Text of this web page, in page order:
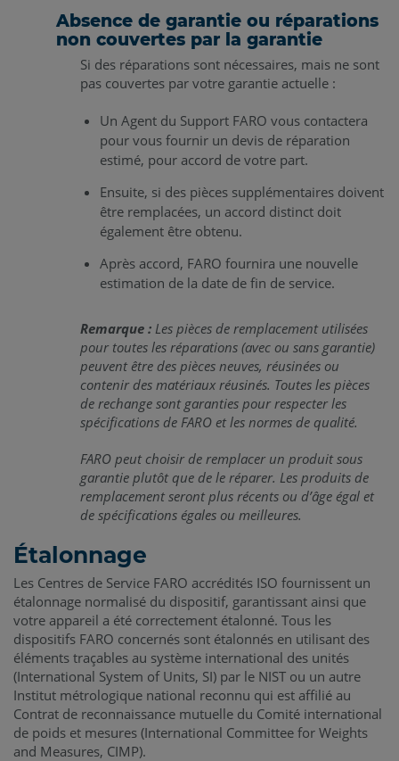
Absence de garantie ou réparations
non couvertes par la garantie
Si des réparations sont nécessaires, mais ne sont
pas couvertes par votre garantie actuelle :
Un Agent du Support FARO vous contactera
pour vous fournir un devis de réparation
estimé, pour accord de votre part.
Ensuite, si des pièces supplémentaires doivent
être remplacées, un accord distinct doit
également être obtenu.
Après accord, FARO fournira une nouvelle
estimation de la date de fin de service.
Remarque : Les pièces de remplacement utilisées
pour toutes les réparations (avec ou sans garantie)
peuvent être des pièces neuves, réusinées ou
contenir des matériaux réusinés. Toutes les pièces
de rechange sont garanties pour respecter les
spécifications de FARO et les normes de qualité.
FARO peut choisir de remplacer un produit sous
garantie plutôt que de le réparer. Les produits de
remplacement seront plus récents ou d’âge égal et
de spécifications égales ou meilleures.
Étalonnage
Les Centres de Service FARO accrédités ISO fournissent un
étalonnage normalisé du dispositif, garantissant ainsi que
votre appareil a été correctement étalonné. Tous les
dispositifs FARO concernés sont étalonnés en utilisant des
éléments traçables au système international des unités
(International System of Units, SI) par le NIST ou un autre
Institut métrologique national reconnu qui est affilié au
Contrat de reconnaissance mutuelle du Comité international
de poids et mesures (International Committee for Weights
and Measures, CIMP).